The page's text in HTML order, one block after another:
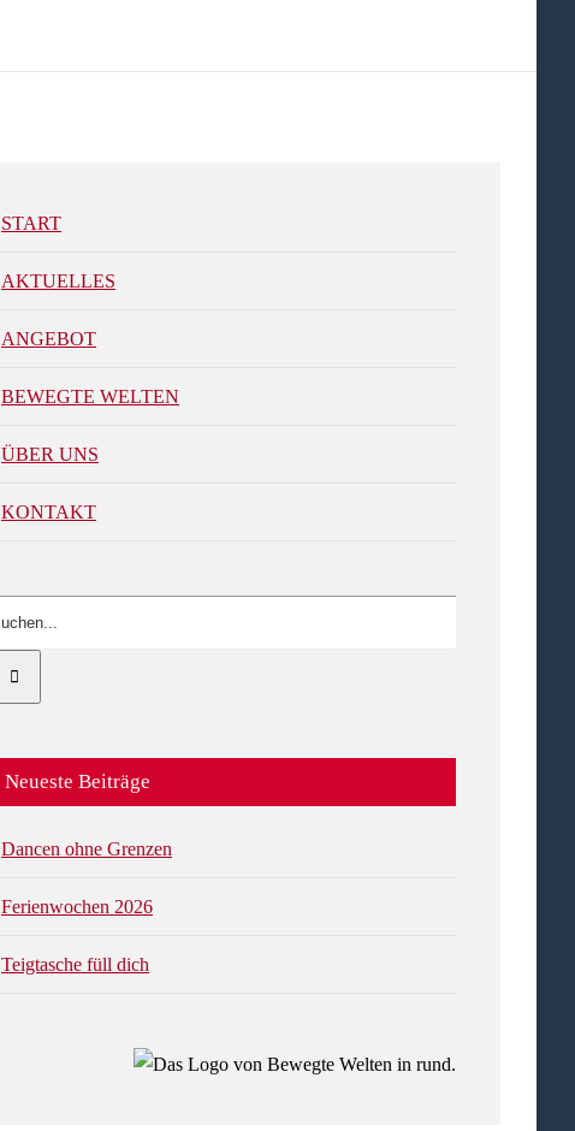
START
AKTUELLES
ANGEBOT
BEWEGTE WELTEN
ÜBER UNS
KONTAKT
Neueste Beiträge
Dancen ohne Grenzen
Ferienwochen 2026
Teigtasche füll dich